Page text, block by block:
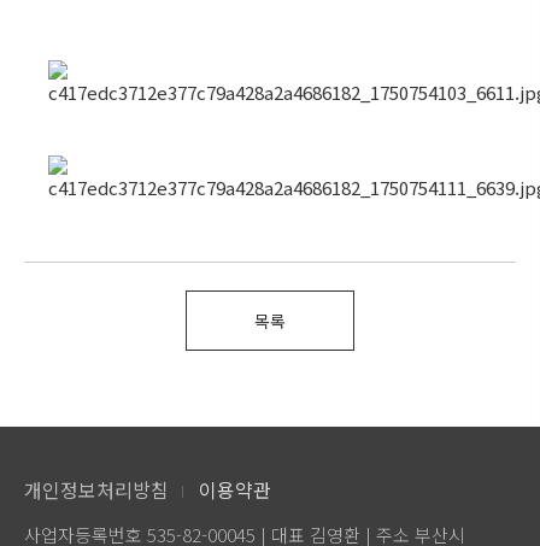
목록
개인정보처리방침 이용약관
사업자등록번호 535-82-00045 | 대표 김영환 | 주소 부산시